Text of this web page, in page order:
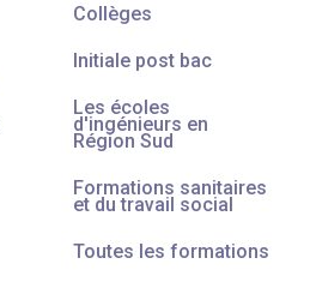
Collèges
Initiale post bac
Les écoles
d'ingénieurs en
Région Sud
Formations sanitaires
et du travail social
Toutes les formations